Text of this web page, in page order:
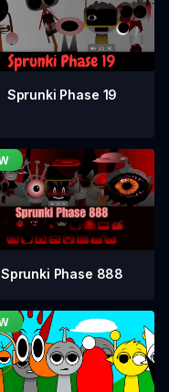
Sprunki Phase 19
Sprunki Phase 888